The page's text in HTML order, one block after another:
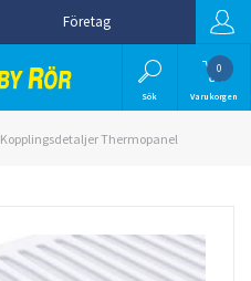
Företag
Sök
0
Varukorgen
Kopplingsdetaljer Thermopanel